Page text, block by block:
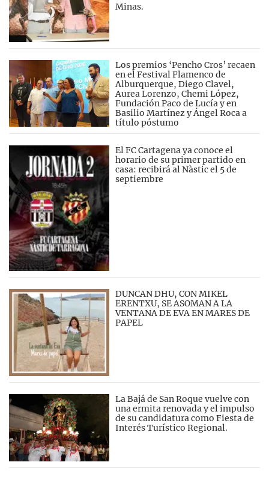
Minas.
Los premios ‘Pencho Cros’ recaen
en el Festival Flamenco de
Alburquerque, Diego Clavel,
Aurea Lorenzo, Chemi López,
Fundación Paco de Lucía y en
Basilio Martínez y Ángel Roca a
título póstumo
El FC Cartagena ya conoce el
horario de su primer partido en
casa: recibirá al Nàstic el 5 de
septiembre
DUNCAN DHU, CON MIKEL
ERENTXU, SE ASOMAN A LA
VENTANA DE EVA EN MARES DE
PAPEL
La Bajá de San Roque vuelve con
una ermita renovada y el impulso
de su candidatura como Fiesta de
Interés Turístico Regional.